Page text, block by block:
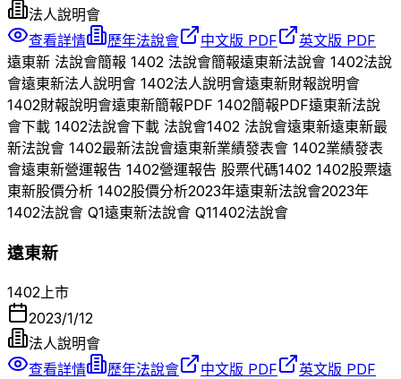
法人說明會
查看詳情
歷年法說會 中文版 PDF
英文版 PDF
遠東新 法說會簡報 1402 法說會簡報遠東新法說會 1402法說
會遠東新法人說明會 1402法人說明會遠東新財報說明會
1402財報說明會遠東新簡報PDF 1402簡報PDF遠東新法說
會下載 1402法說會下載 法說會1402 法說會遠東新遠東新最
新法說會 1402最新法說會遠東新業績發表會 1402業績發表
會遠東新營運報告 1402營運報告 股票代碼1402 1402股票遠
東新股價分析 1402股價分析2023年遠東新法說會2023年
1402法說會 Q1遠東新法說會 Q11402法說會
遠東新
1402 上市
2023/1/12
法人說明會
查看詳情
歷年法說會 中文版 PDF 英文版 PDF